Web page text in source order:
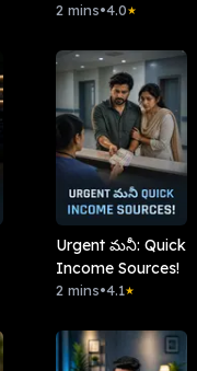
2 mins•4.0★
Urgent మనీ: Quick
Income Sources!
2 mins•4.1★